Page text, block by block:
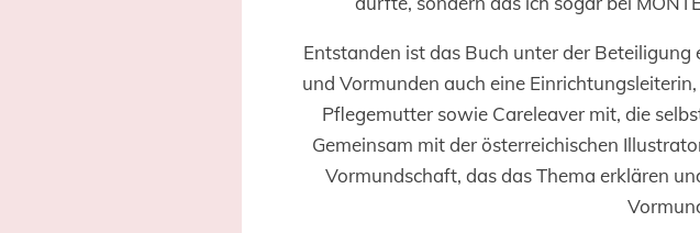
Entstanden ist das Buch unter der
und Vormunden auch eine
Pflegemutter sowie Careleaver mit, die
Gemeinsam mit der österreichischen
Vormundschaft, das das Thema erklären